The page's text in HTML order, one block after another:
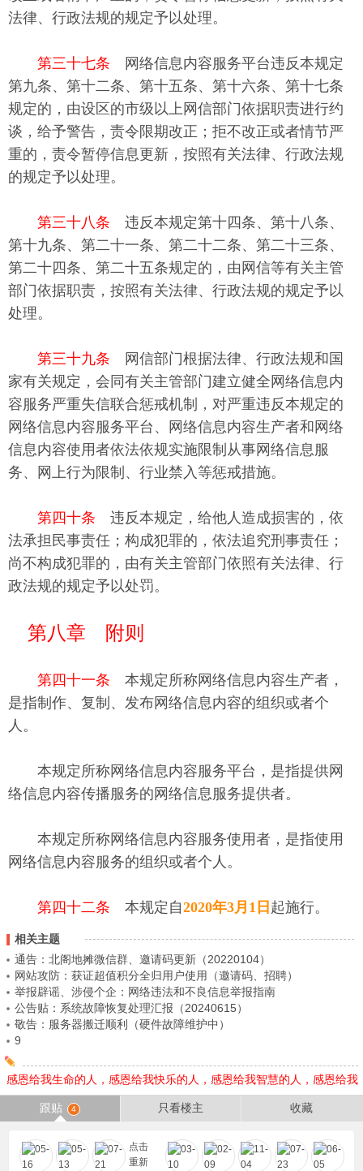
法律、行政法规的规定予以处理。
第三十七条 网络信息内容服务平台违反本规定
第九条、第十二条、第十五条、第十六条、第十七条
规定的，由设区的市级以上网信部门依据职责进行约
谈，给予警告，责令限期改正；拒不改正或者情节严
重的，责令暂停信息更新，按照有关法律、行政法规
的规定予以处理。
第三十八条 违反本规定第十四条、第十八条、
第十九条、第二十一条、第二十二条、第二十三条、
第二十四条、第二十五条规定的，由网信等有关主管
部门依据职责，按照有关法律、行政法规的规定予以
处理。
第三十九条 网信部门根据法律、行政法规和国
家有关规定，会同有关主管部门建立健全网络信息内
容服务严重失信联合惩戒机制，对严重违反本规定的
网络信息内容服务平台、网络信息内容生产者和网络
信息内容使用者依法依规实施限制从事网络信息服
务、网上行为限制、行业禁入等惩戒措施。
第四十条 违反本规定，给他人造成损害的，依
法承担民事责任；构成犯罪的，依法追究刑事责任；
尚不构成犯罪的，由有关主管部门依照有关法律、行
政法规的规定予以处罚。
第八章 附则
第四十一条 本规定所称网络信息内容生产者，
是指制作、复制、发布网络信息内容的组织或者个
人。
本规定所称网络信息内容服务平台，是指提供网
络信息内容传播服务的网络信息服务提供者。
本规定所称网络信息内容服务使用者，是指使用
网络信息内容服务的组织或者个人。
第四十二条 本规定自2020年3月1日 起施行。
相关主题
通告：北阁地摊微信群、邀请码更新（20220104）
网站攻防：获证超值积分全归用户使用（邀请码、招聘）
举报辟谣、涉侵个企：网络违法和不良信息举报指南
公告贴：系统故障恢复处理汇报（20240615）
敬告：服务器搬迁顺利（硬件故障维护中）
9
感恩给我生命的人，感恩给我快乐的人，感恩给我智慧的人，感恩给我
跟贴 4 只看楼主 收藏
点击
重新